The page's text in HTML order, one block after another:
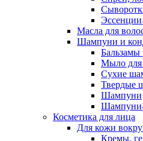
Эссенции
Масла для
Шампуни и
Мыло для
Сухие
Твердые
Шампуни
Косметика для лица
Для кожи
Кремы,